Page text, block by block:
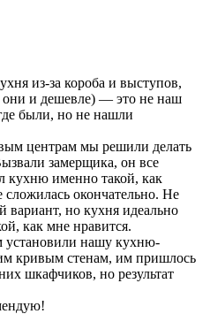
из-за короба и выступов,
они и дешевле) — это не наш
были, но не нашли
центрам мы решили делать
замерщика, он все
кухню именно такой, как
сложилась окончательно. Не
вариант, но кухня идеально
как мне нравится.
установили нашу кухню-
кривым стенам, им пришлось
шкафчиков, но результат